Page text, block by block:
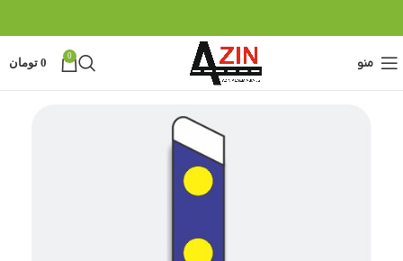
منو 0
0 تومان